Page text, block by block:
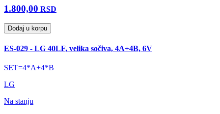
1.800,00 RSD
Dodaj u korpu
ES-029 - LG 40LF, velika sočiva, 4A+4B, 6V
SET=4*A+4*B
LG
Na stanju